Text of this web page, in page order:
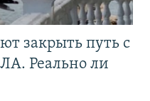
закрыть путь с
Реально ли